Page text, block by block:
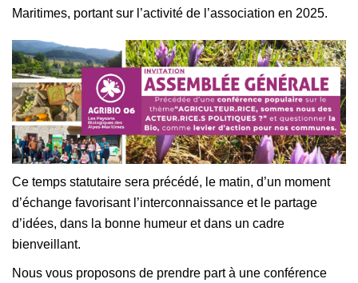
Maritimes, portant sur l’activité de l’association en 2025.
Ce temps statutaire sera précédé, le matin, d’un moment
d’échange favorisant l’interconnaissance et le partage
d’idées, dans la bonne humeur et dans un cadre
bienveillant.
Nous vous proposons de prendre part à une conférence